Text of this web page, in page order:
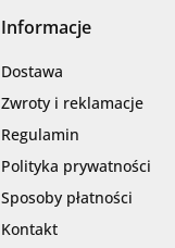
Informacje
Dostawa
Zwroty i reklamacje
Regulamin
Polityka prywatności
Sposoby płatności
Kontakt